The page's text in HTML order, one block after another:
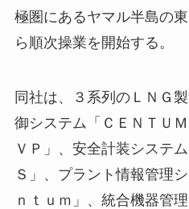
極圏にあるヤマル半島の
ら順次操業を開始する。
同社は、３系列のＬＮＧ
御システム「ＣＥＮＴＵＭ
ＶＰ」、安全計装システ
Ｓ」、プラント情報管理
ｎｔｕｍ」、統合機器管